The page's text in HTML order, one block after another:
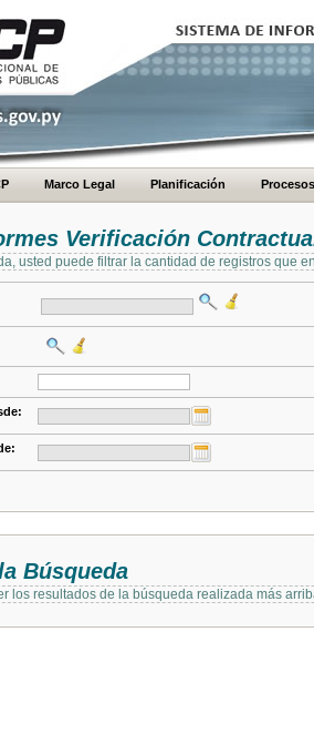
Marco Legal Planificación Procesos
Verificación
usted puede filtrar la cantidad de registros que
Búsqueda
los resultados de la búsqueda realizada más